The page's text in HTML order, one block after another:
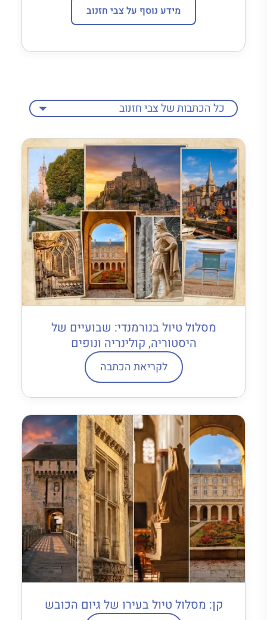
מידע נוסף על צבי חזנוב
מסלול טיול בנורמנדי: שבועיים של
היסטוריה, קולינריה ונופים
לקריאת הכתבה
קן: מסלול טיול בעירו של גיום הכובש